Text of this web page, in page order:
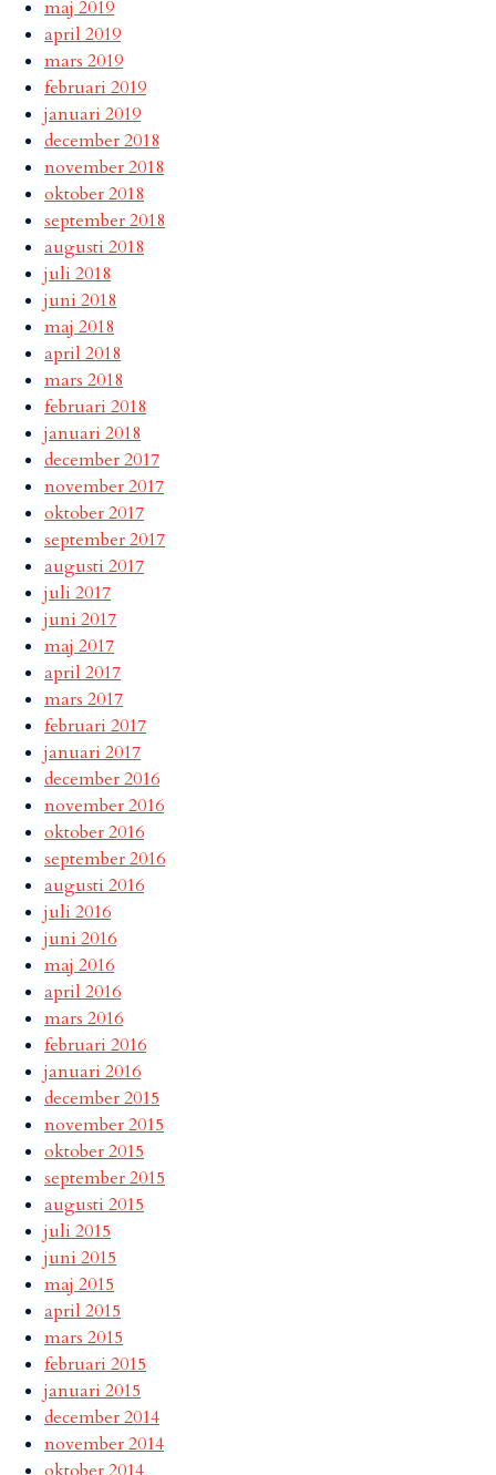
maj 2019
april 2019
mars 2019
februari 2019
januari 2019
december 2018
november 2018
oktober 2018
september 2018
augusti 2018
juli 2018
juni 2018
maj 2018
april 2018
mars 2018
februari 2018
januari 2018
december 2017
november 2017
oktober 2017
september 2017
augusti 2017
juli 2017
juni 2017
maj 2017
april 2017
mars 2017
februari 2017
januari 2017
december 2016
november 2016
oktober 2016
september 2016
augusti 2016
juli 2016
juni 2016
maj 2016
april 2016
mars 2016
februari 2016
januari 2016
december 2015
november 2015
oktober 2015
september 2015
augusti 2015
juli 2015
juni 2015
maj 2015
april 2015
mars 2015
februari 2015
januari 2015
december 2014
november 2014